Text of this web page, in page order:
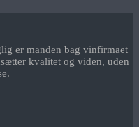
er manden bag vinfirmaet
kvalitet og viden, uden